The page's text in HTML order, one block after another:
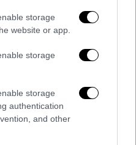
storage
website or app.
storage
storage
authentication
and other
Βρετανία νοσεί
ποσοστό που
τη διάρκεια των